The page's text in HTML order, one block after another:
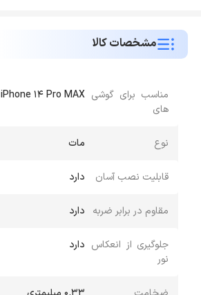
مشخصات کالا
مناسب برای گوشی
های
iPhone 14 Pro MAX
نوع مات
قابلیت نصب آسان دارد
مقاوم در برابر ضربه دارد
جلوگیری از انعکاس
نور
دارد